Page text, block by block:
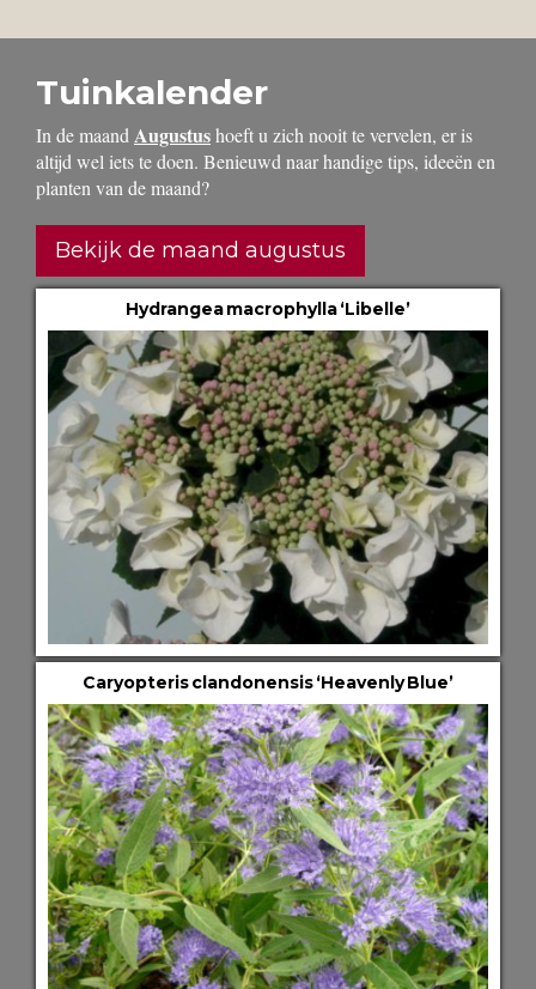
Tuinkalender
In de maand Augustushoeft u zich nooit te vervelen, er is
altijd wel iets te doen. Benieuwd naar handige tips, ideeën en
planten van de maand?
Bekijk de maand augustus
Hydrangea macrophylla ‘Libelle’
Caryopteris clandonensis ‘Heavenly Blue’